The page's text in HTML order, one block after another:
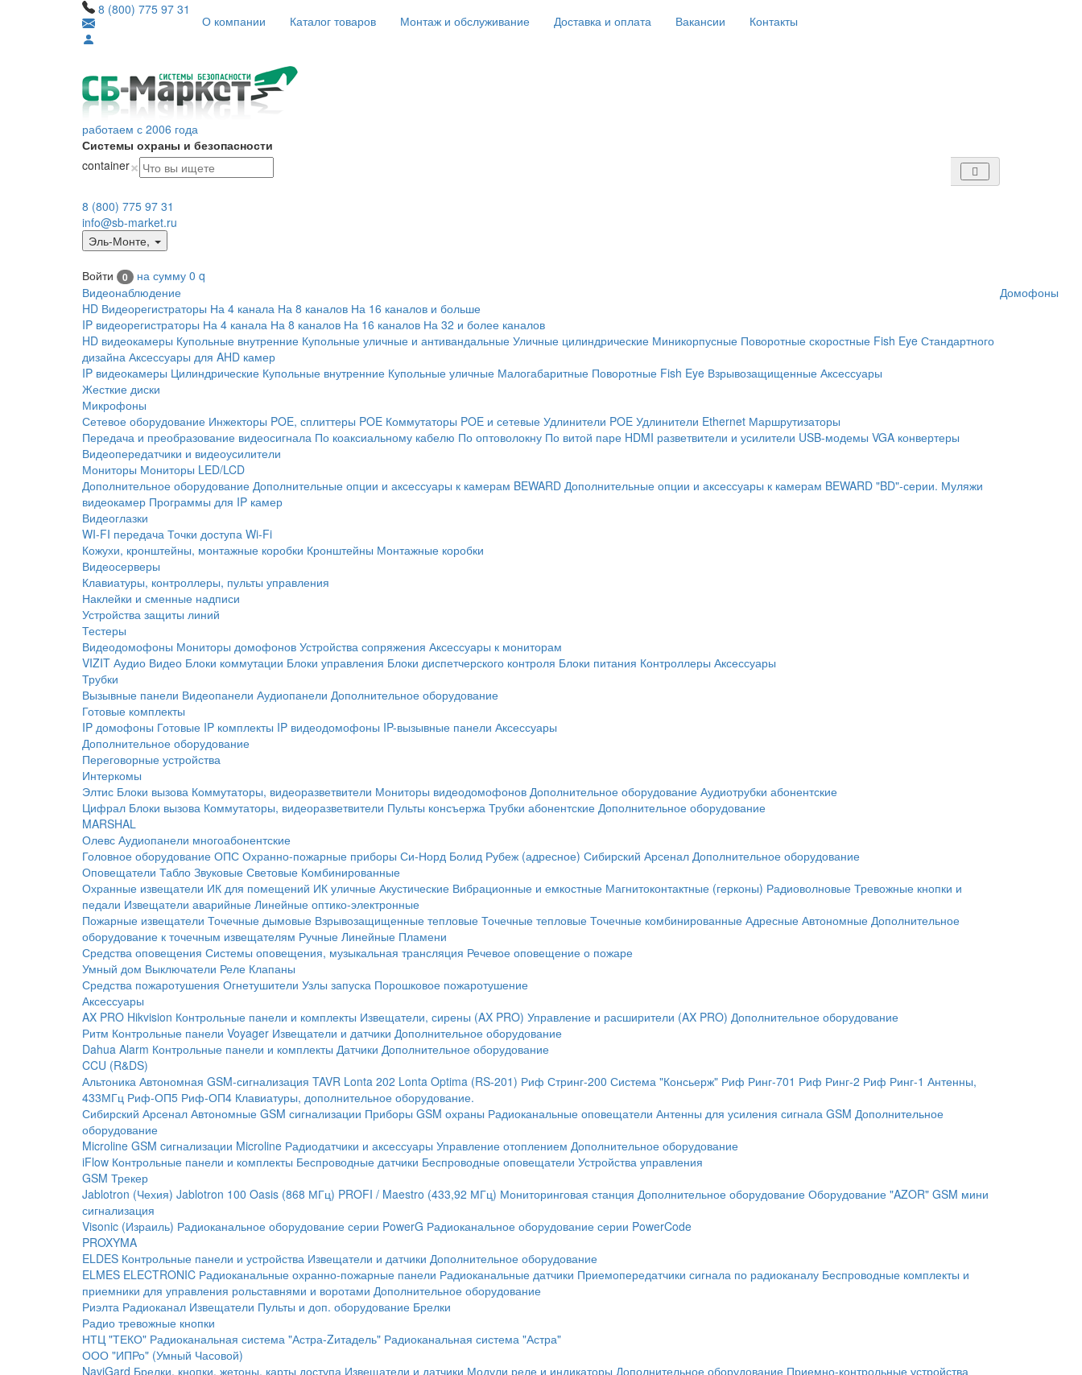
8 (800) 775 97 31
О компании Каталог товаров Монтаж и обслуживание Доставка и оплата Вакансии Контакты
работаем с 2006 года
Системы охраны и безопасности
container×
8 (800) 775 97 31
info@sb-market.ru
Эль-Монте,
Войти 0 на сумму 0 q
Видеонаблюдение
Домофоны
HD Видеорегистраторы На 4 канала На 8 каналов На 16 каналов и больше
IP видеорегистраторы На 4 канала На 8 каналов На 16 каналов На 32 и более каналов
HD видеокамеры Купольные внутренние Купольные уличные и антивандальные Уличные цилиндрические Миникорпусные Поворотные скоростные Fish Eye Стандартного
дизайна Аксессуары для AHD камер
IP видеокамеры Цилиндрические Купольные внутренние Купольные уличные Малогабаритные Поворотные Fish Eye Взрывозащищенные Аксессуары
Жесткие диски
Микрофоны
Сетевое оборудование Инжекторы POE, сплиттеры POE Коммутаторы POE и сетевые Удлинители POE Удлинители Ethernet Маршрутизаторы
Передача и преобразование видеосигнала По коаксиальному кабелю По оптоволокну По витой паре HDMI разветвители и усилители USB-модемы VGA конвертеры
Видеопередатчики и видеоусилители
Мониторы Мониторы LED/LCD
Дополнительное оборудование Дополнительные опции и аксессуары к камерам BEWARD Дополнительные опции и аксессуары к камерам BEWARD "BD"-серии. Муляжи
видеокамер Программы для IP камер
Видеоглазки
WI-FI передача Точки доступа Wi-Fi
Кожухи, кронштейны, монтажные коробки Кронштейны Монтажные коробки
Видеосерверы
Клавиатуры, контроллеры, пульты управления
Наклейки и сменные надписи
Устройства защиты линий
Тестеры
Видеодомофоны Мониторы домофонов Устройства сопряжения Аксессуары к мониторам
VIZIT Аудио Видео Блоки коммутации Блоки управления Блоки диспетчерского контроля Блоки питания Контроллеры Аксессуары
Трубки
Вызывные панели Видеопанели Аудиопанели Дополнительное оборудование
Готовые комплекты
IP домофоны Готовые IP комплекты IP видеодомофоны IP-вызывные панели Аксессуары
Дополнительное оборудование
Переговорные устройства
Интеркомы
Элтис Блоки вызова Коммутаторы, видеоразветвители Мониторы видеодомофонов Дополнительное оборудование Аудиотрубки абонентские
Цифрал Блоки вызова Коммутаторы, видеоразветвители Пульты консъержа Трубки абонентские Дополнительное оборудование
MARSHAL
Олевс Аудиопанели многоабонентские
Головное оборудование ОПС Охранно-пожарные приборы Си-Норд Болид Рубеж (адресное) Сибирский Арсенал Дополнительное оборудование
Оповещатели Табло Звуковые Световые Комбинированные
Охранные извещатели ИК для помещений ИК уличные Акустические Вибрационные и емкостные Магнитоконтактные (герконы) Радиоволновые Тревожные кнопки и
педали Извещатели аварийные Линейные оптико-электронные
Пожарные извещатели Точечные дымовые Взрывозащищенные тепловые Точечные тепловые Точечные комбинированные Адресные Автономные Дополнительное
оборудование к точечным извещателям Ручные Линейные Пламени
Средства оповещения Системы оповещения, музыкальная трансляция Речевое оповещение о пожаре
Умный дом Выключатели Реле Клапаны
Средства пожаротушения Огнетушители Узлы запуска Порошковое пожаротушение
Аксессуары
AX PRO Hikvision Контрольные панели и комплекты Извещатели, сирены (AX PRO) Управление и расширители (AX PRO) Дополнительное оборудование
Ритм Контрольные панели Voyager Извещатели и датчики Дополнительное оборудование
Dahua Alarm Контрольные панели и комплекты Датчики Дополнительное оборудование
CCU (R&DS)
Альтоника Автономная GSM-сигнализация TAVR Lonta 202 Lonta Optima (RS-201) Риф Стринг-200 Система "Консьерж" Риф Ринг-701 Риф Ринг-2 Риф Ринг-1 Антенны,
433МГц Риф-ОП5 Риф-ОП4 Клавиатуры, дополнительное оборудование.
Сибирский Арсенал Автономные GSM сигнализации Приборы GSM охраны Радиоканальные оповещатели Антенны для усиления сигнала GSM Дополнительное
оборудование
Microline GSM cигнализации Microline Радиодатчики и аксессуары Управление отоплением Дополнительное оборудование
iFlow Контрольные панели и комплекты Беспроводные датчики Беспроводные оповещатели Устройства управления
GSM Трекер
Jablotron (Чехия) Jablotron 100 Oasis (868 МГц) PROFI / Maestro (433,92 МГц) Мониторинговая станция Дополнительное оборудование Оборудование "AZOR" GSM мини
сигнализация
Visonic (Израиль) Радиоканальное оборудование серии PowerG Радиоканальное оборудование серии PowerCode
PROXYMA
ELDES Контрольные панели и устройства Извещатели и датчики Дополнительное оборудование
ELMES ELECTRONIC Радиоканальные охранно-пожарные панели Радиоканальные датчики Приемопередатчики сигнала по радиоканалу Беспроводные комплекты и
приемники для управления рольставнями и воротами Дополнительное оборудование
Риэлта Радиоканал Извещатели Пульты и доп. оборудование Брелки
Радио тревожные кнопки
НТЦ "ТЕКО" Радиоканальная система "Астра-Zитадель" Радиоканальная система "Астра"
ООО "ИПРо" (Умный Часовой)
NaviGard Брелки, кнопки, жетоны, карты доступа Извещатели и датчики Модули реле и индикаторы Дополнительное оборудование Приемно-контрольные устройства